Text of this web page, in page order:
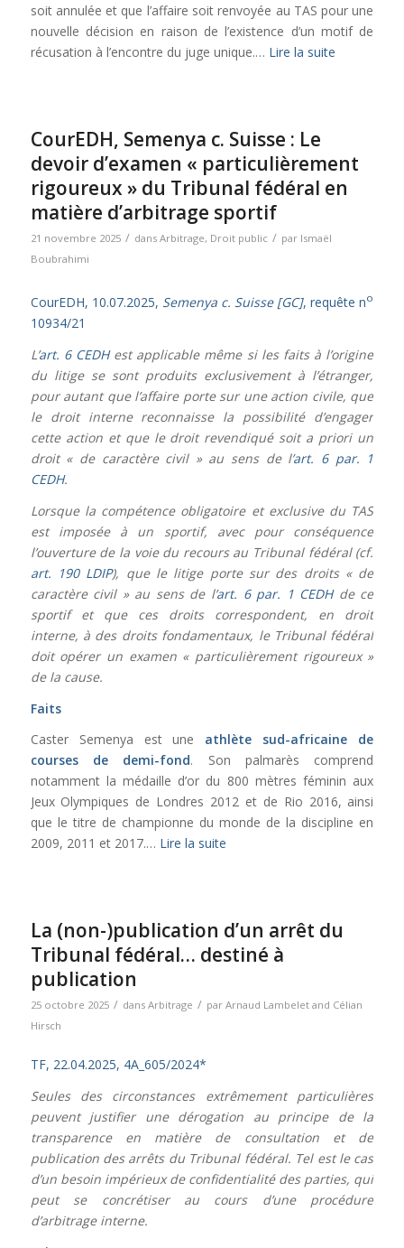
soit annulée et que l’affaire soit renvoyée au TAS pour une
nouvelle décision en raison de l’existence d’un motif de
récusation à l’encontre du juge unique.… Lire la suite
CourEDH, Semenya c. Suisse : Le
devoir d’examen « particulièrement
rigoureux » du Tribunal fédéral en
matière d’arbitrage sportif
21 novembre 2025 / dans Arbitrage, Droit public / par Ismaël
Boubrahimi
CourEDH, 10.07.2025, Semenya c. Suisse [GC], requête no
10934/21
L’ art. 6 CEDHest applicable même si les faits à l’origine
du litige se sont produits exclusivement à l’étranger,
pour autant que l’affaire porte sur une action civile, que
le droit interne reconnaisse la possibilité d’engager
cette action et que le droit revendiqué soit a priori un
droit « de caractère civil » au sens de l’art. 6 par. 1
CEDH.
Lorsque la compétence obligatoire et exclusive du TAS
est imposée à un sportif, avec pour conséquence
l’ouverture de la voie du recours au Tribunal fédéral (cf.
art. 190 LDIP), que le litige porte sur des droits « de
caractère civil » au sens de l’art. 6 par. 1 CEDHde ce
sportif et que ces droits correspondent, en droit
interne, à des droits fondamentaux, le Tribunal fédéral
doit opérer un examen « particulièrement rigoureux »
de la cause.
Faits
Caster Semenya est une athlète sud-africaine de
courses de demi-fond. Son palmarès comprend
notamment la médaille d’or du 800 mètres féminin aux
Jeux Olympiques de Londres 2012 et de Rio 2016, ainsi
que le titre de championne du monde de la discipline en
2009, 2011 et 2017.… Lire la suite
La (non-)publication d’un arrêt du
Tribunal fédéral… destiné à
publication
25 octobre 2025 / dans Arbitrage / par Arnaud Lambeletand Célian
Hirsch
TF, 22.04.2025, 4A_605/2024*
Seules des circonstances extrêmement particulières
peuvent justifier une dérogation au principe de la
transparence en matière de consultation et de
publication des arrêts du Tribunal fédéral. Tel est le cas
d’un besoin impérieux de confidentialité des parties, qui
peut se concrétiser au cours d’une procédure
d’arbitrage interne.